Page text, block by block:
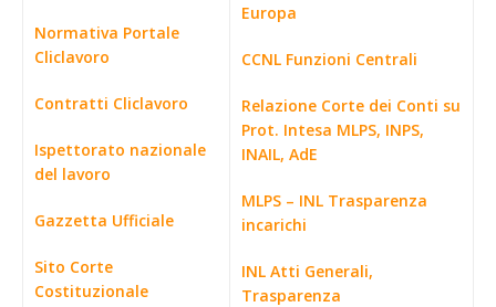
Normativa Portale
Cliclavoro
Contratti Cliclavoro
Ispettorato nazionale
del lavoro
Gazzetta Ufficiale
Sito Corte
Costituzionale
Europa
CCNL Funzioni Centrali
Relazione Corte dei Conti su
Prot. Intesa MLPS, INPS,
INAIL, AdE
MLPS – INL Trasparenza
incarichi
INL Atti Generali,
Trasparenza